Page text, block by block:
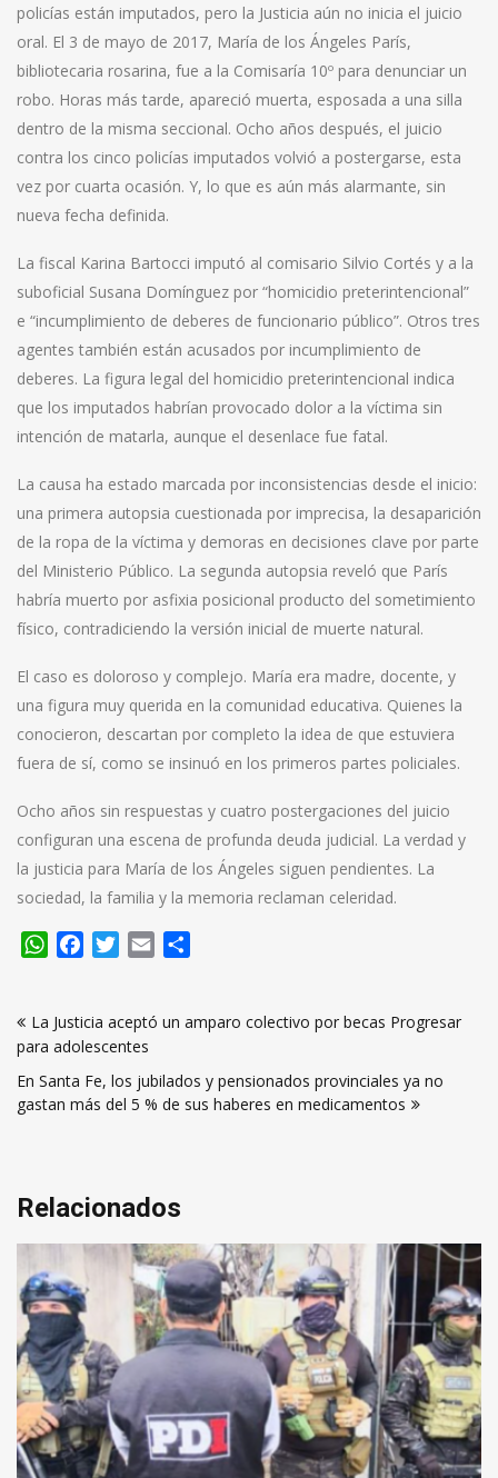
policías están imputados, pero la Justicia aún no inicia el juicio
oral. El 3 de mayo de 2017, María de los Ángeles París,
bibliotecaria rosarina, fue a la Comisaría 10º para denunciar un
robo. Horas más tarde, apareció muerta, esposada a una silla
dentro de la misma seccional. Ocho años después, el juicio
contra los cinco policías imputados volvió a postergarse, esta
vez por cuarta ocasión. Y, lo que es aún más alarmante, sin
nueva fecha definida.
La fiscal Karina Bartocci imputó al comisario Silvio Cortés y a la
suboficial Susana Domínguez por “homicidio preterintencional”
e “incumplimiento de deberes de funcionario público”. Otros tres
agentes también están acusados por incumplimiento de
deberes. La figura legal del homicidio preterintencional indica
que los imputados habrían provocado dolor a la víctima sin
intención de matarla, aunque el desenlace fue fatal.
La causa ha estado marcada por inconsistencias desde el inicio:
una primera autopsia cuestionada por imprecisa, la desaparición
de la ropa de la víctima y demoras en decisiones clave por parte
del Ministerio Público. La segunda autopsia reveló que París
habría muerto por asfixia posicional producto del sometimiento
físico, contradiciendo la versión inicial de muerte natural.
El caso es doloroso y complejo. María era madre, docente, y
una figura muy querida en la comunidad educativa. Quienes la
conocieron, descartan por completo la idea de que estuviera
fuera de sí, como se insinuó en los primeros partes policiales.
Ocho años sin respuestas y cuatro postergaciones del juicio
configuran una escena de profunda deuda judicial. La verdad y
la justicia para María de los Ángeles siguen pendientes. La
sociedad, la familia y la memoria reclaman celeridad.
WhatsApp
FacebookTwitter
Email
de
entradas
La Justicia aceptó un amparo colectivo por becas Progresar
para adolescentes
En Santa Fe, los jubilados y pensionados provinciales ya no
gastan más del 5 % de sus haberes en medicamentos
Relacionados